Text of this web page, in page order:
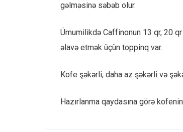
gəlməsinə səbəb olur.
Ümumilikdə Caffinonun 13 qr, 20
əlavə etmək üçün toppinq var.
Kofe şəkərli, daha az şəkərli və
Hazırlanma qaydasına görə